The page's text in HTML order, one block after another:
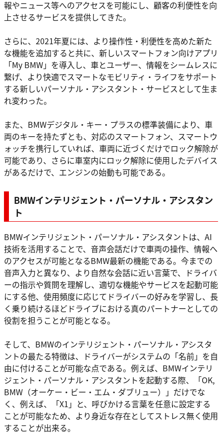
報やニュース等へのアクセスを可能にし、顧客の利便性を向
上させるサービスを提供してきた。
さらに、2021年夏には、より操作性・利便性を高めた新た
な機能を追加すると共に、新しいスマートフォン向けアプリ
「My BMW」を導入し、車とユーザー、情報をシームレスに
繋げ、より快適でスマートなモビリティ・ライフをサポート
する新しいパーソナル・アシスタント・サービスとして生ま
れ変わった。
また、BMWデジタル・キー・プラスの標準装備により、車
両のキーを持たずとも、対応のスマートフォン、スマートウ
ォッチを携行していれば、車両に近づくだけでロック解除が
可能であり、さらに車室内にロック解除に使用したデバイス
があるだけで、エンジンの始動も可能である。
BMWインテリジェント・パーソナル・アシスタン
ト
BMWインテリジェント・パーソナル・アシスタントは、AI
技術を活用することで、音声会話だけで車両の操作、情報へ
のアクセスが可能となるBMW最新の機能である。今までの
音声入力と異なり、より自然な会話に近い言葉で、ドライバ
ーの指示や質問を理解し、適切な機能やサービスを起動可能
にする他、使用頻度に応じてドライバーの好みを学習し、長
く乗り続けるほどドライブにおける真のパートナーとしての
役割を担うことが可能となる。
そして、BMWのインテリジェント・パーソナル・アシスタ
ントの最たる特徴は、ドライバーがシステムの「名前」を自
由に付けることが可能な点である。例えば、BMWインテリ
ジェント・パーソナル・アシスタントを起動する際、「OK,
BMW（オーケー・ビー・エム・ダブリュー）」だけでな
く、例えば、「X1」と、呼びかける言葉を任意に設定する
ことが可能なため、より身近な存在としてストレス無く使用
することが出来る。